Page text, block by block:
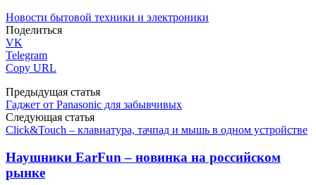
Новости бытовой техники и электроники
Поделиться
VK
Telegram
Copy URL
Предыдущая статья
Гаджет от Panasonic для забывчивых
Следующая статья
Click&Touch – клавиатура, тачпад и мышь в одном устройстве
Наушники EarFun – новинка на российском
рынке